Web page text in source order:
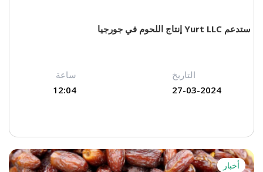
ستدعم Yurt LLC إنتاج اللحوم في جورجيا
التاريخ
ساعة
27-03-2024
12:04
أخبار